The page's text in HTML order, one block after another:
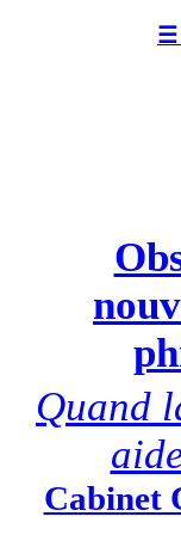
☰
Quand
Cabinet